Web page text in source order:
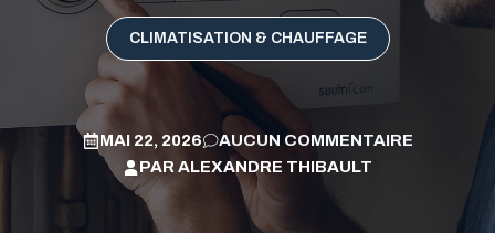
CLIMATISATION & CHAUFFAGE
MAI 22, 2026
AUCUN COMMENTAIRE
PAR ALEXANDRE THIBAULT